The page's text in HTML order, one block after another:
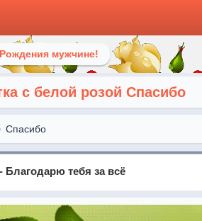
мужчине!
с белой розой Спасибо
Спасибо
Благодарю тебя за всё